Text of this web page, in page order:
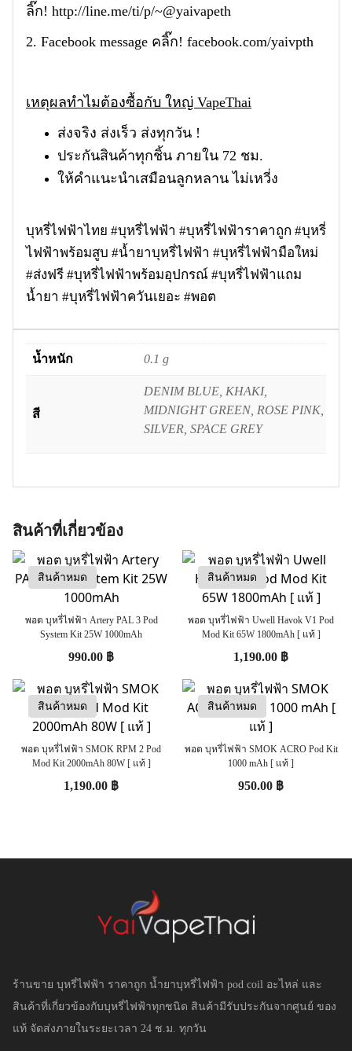
ลิ๊ก! http://line.me/ti/p/~@yaivapeth
2. Facebook message คลิ๊ก! facebook.com/yaivpth
เหตุผลทำไมต้องซื้อกับ ใหญ่ VapeThai
ส่งจริง ส่งเร็ว ส่งทุกวัน !
ประกันสินค้าทุกชิ้น ภายใน 72 ชม.
ให้คำแนะนำเสมือนลูกหลาน ไม่เหวี่ง
บุหรี่ไฟฟ้าไทย #บุหรี่ไฟฟ้า #บุหรี่ไฟฟ้าราคาถูก #บุหรี่
ไฟฟ้าพร้อมสูบ #น้ำยาบุหรี่ไฟฟ้า #บุหรี่ไฟฟ้ามือใหม่
#ส่งฟรี #บุหรี่ไฟฟ้าพร้อมอุปกรณ์ #บุหรี่ไฟฟ้าแถม
น้ำยา #บุหรี่ไฟฟ้าควันเยอะ #พอต
น้ำหนัก 0.1 g
สี
DENIM BLUE, KHAKI,
MIDNIGHT GREEN, ROSE PINK,
SILVER, SPACE GREY
สินค้าที่เกี่ยวข้อง
สินค้าหมด
พอต บุหรี่ไฟฟ้า Artery PAL 3 Pod
System Kit 25W 1000mAh
990.00 ฿
สินค้าหมด
พอต บุหรี่ไฟฟ้า Uwell Havok V1 Pod
Mod Kit 65W 1800mAh [ แท้ ]
1,190.00 ฿
สินค้าหมด
พอต บุหรี่ไฟฟ้า SMOK RPM 2 Pod
Mod Kit 2000mAh 80W [ แท้ ]
1,190.00 ฿
สินค้าหมด
พอต บุหรี่ไฟฟ้า SMOK ACRO Pod Kit
1000 mAh [ แท้ ]
950.00 ฿
ร้านขาย บุหรี่ไฟฟ้า ราคาถูก น้ำยาบุหรี่ไฟฟ้า pod coil อะไหล่ และ
สินค้าที่เกี่ยวข้องกับบุหรี่ไฟฟ้าทุกชนิด สินค้ามีรับประกันจากศูนย์ ของ
แท้ จัดส่งภายในระยะเวลา 24 ช.ม. ทุกวัน